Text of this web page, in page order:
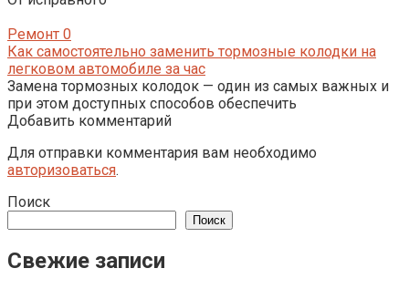
Ремонт 0
Как самостоятельно заменить тормозные колодки на
легковом автомобиле за час
Замена тормозных колодок — один из самых важных и
при этом доступных способов обеспечить
Добавить комментарий
Для отправки комментария вам необходимо
авторизоваться.
Поиск
Поиск
Свежие записи